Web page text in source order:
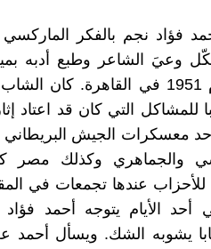
فؤاد نجم بالفكر الماركسي
وعيَ الشاعر وطبع أدبه
للشاعر بهذا الفكر عام 1951 في
للمشاكل التي كان قد اعتاد
معسكرات الجيش البريطاني
والجماهري وكذلك مصر
للأحزاب عندها تجمعات في
أحد الأيام يتوجه أحمد
يشوبه الشك. ويسأل أحمد